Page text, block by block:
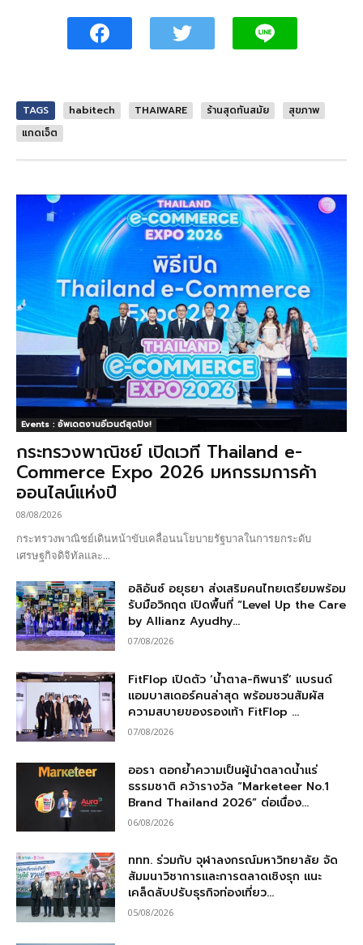
TAGS habitech THAIWARE ร้านสุดทันสมัย
สุขภาพ
แกดเจ็ต
Events : อัพเดตงานอีเวนต์สุดปัง!
กระทรวงพาณิชย์ เปิดเวที Thailand e-
Commerce Expo 2026 มหกรรมการค้า
ออนไลน์แห่งปี
08/08/2026
กระทรวงพาณิชย์เดินหน้าขับเคลื่อนนโยบายรัฐบาลในการยกระดับ
เศรษฐกิจดิจิทัลและ...
อลิอันซ์ อยุธยา ส่งเสริมคนไทยเตรียมพร้อม
รับมือวิกฤต เปิดพื้นที่ “Level Up the Care
by Allianz Ayudhy...
07/08/2026
FitFlop เปิดตัว ‘น้ำตาล-ทิพนารี’ แบรนด์
แอมบาสเดอร์คนล่าสุด พร้อมชวนสัมผัส
ความสบายของรองเท้า FitFlop ...
07/08/2026
ออรา ตอกย้ำความเป็นผู้นำตลาดน้ำแร่
ธรรมชาติ คว้ารางวัล “Marketeer No.1
Brand Thailand 2026” ต่อเนื่อง...
06/08/2026
ททท. ร่วมกับ จุฬาลงกรณ์มหาวิทยาลัย จัด
สัมมนาวิชาการและการตลาดเชิงรุก แนะ
เคล็ดลับปรับธุรกิจท่องเที่ยว...
05/08/2026